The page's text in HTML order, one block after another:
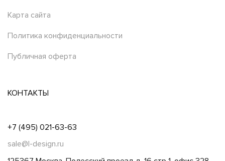
Карта сайта
Политика конфиденциальности
Публичная оферта
КОНТАКТЫ
+7 (495) 021-63-63
sale@l-design.ru